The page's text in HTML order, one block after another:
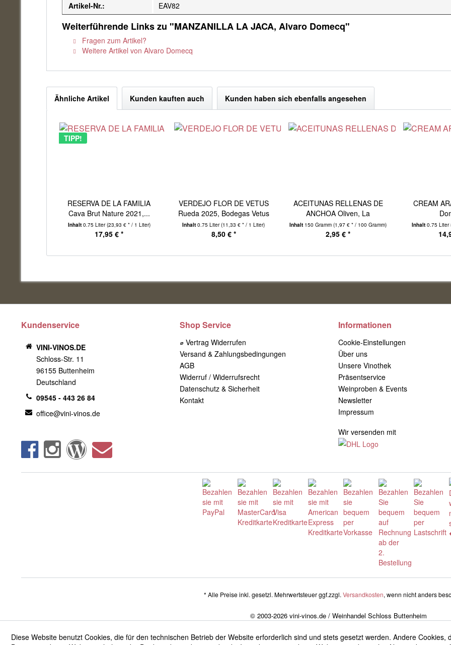
Artikel-Nr.:
EAV82
Weiterführende Links zu "MANZANILLA LA JACA, Alvaro Domecq"
Fragen zum Artikel?
Weitere Artikel von Alvaro Domecq
Ähnliche Artikel Kunden kauften auch Kunden haben sich ebenfalls angesehen
TIPP!
RESERVA DE LA FAMILIA
Cava Brut Nature 2021,...
Inhalt 0.75 Liter(23,93 € * / 1 Liter)
17,95 € *
VERDEJO FLOR DE VETUS
Rueda 2025, Bodegas Vetus
Inhalt0.75 Liter(11,33 € * / 1 Liter)
8,50 € *
ACEITUNAS RELLENAS DE
ANCHOA Oliven, La
Masrojana
Inhalt 150 Gramm(1,97 € * / 100 Gramm)
2,95 € *
CREAM
Inhalt 0.75 Liter
Kundenservice
VINI-VINOS.DE
Schloss-Str. 11
96155 Buttenheim
Deutschland
09545 - 443 26 84
office@vini-vinos.de
Shop Service
⌀ Vertrag Widerrufen
Versand & Zahlungsbedingungen
AGB
Widerruf / Widerrufsrecht
Datenschutz & Sicherheit
Kontakt
Informationen
Cookie-Einstellungen
Über uns
Unsere Vinothek
Präsentservice
Weinproben & Events
Newsletter
Impressum
Wir versenden mit
* Alle Preise inkl. gesetzl. Mehrwertsteuer ggf.zzgl. Versandkosten, wenn nicht anders
© 2003-2026 vini-vinos.de / Weinhandel Schloss Buttenheim
Diese Website benutzt Cookies, die für den technischen Betrieb der Website erforderlich sind und stets gesetzt werden. Andere Cookies,